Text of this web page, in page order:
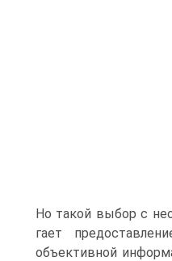
Но такой выбор с
гает
объективной